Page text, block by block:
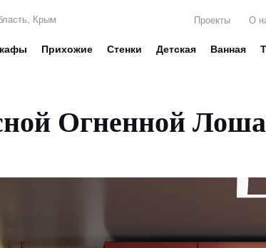
Крым Проекты О
Прихожие Стенки Детская Ванная
Огненной